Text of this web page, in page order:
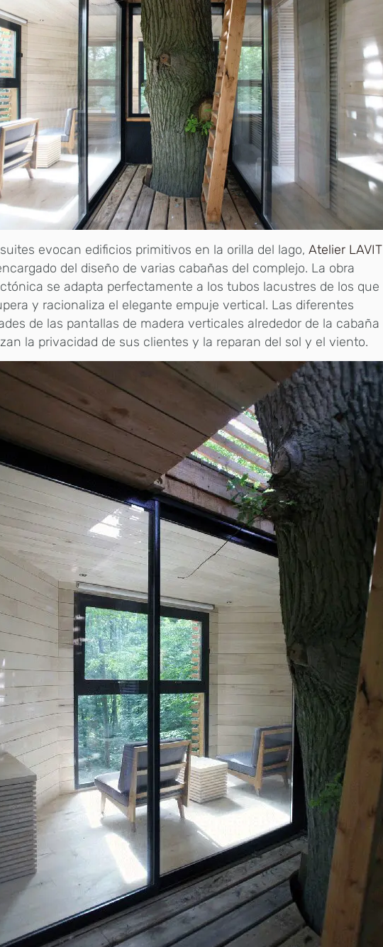
evocan edificios primitivos en la orilla del lago,Atelier LAVIT
del diseño de varias cabañas del complejo. La obra
se adapta perfectamente a los tubos lacustres de los que
y racionaliza el elegante empuje vertical. Las diferentes
de las pantallas de madera verticales alrededor de la cabaña
la privacidad de sus clientes y la reparan del sol y el viento.